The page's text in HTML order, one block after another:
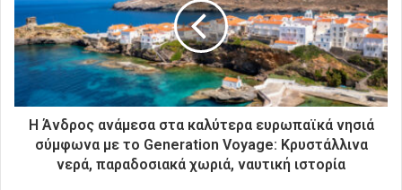
ν
η
λ
ε
τ
Η Άνδρος ανάμεσα στα καλύτερα ευρωπαϊκά νησιά
σύμφωνα με το Generation Voyage: Kρυστάλλινα
νερά, παραδοσιακά χωριά, ναυτική ιστορία